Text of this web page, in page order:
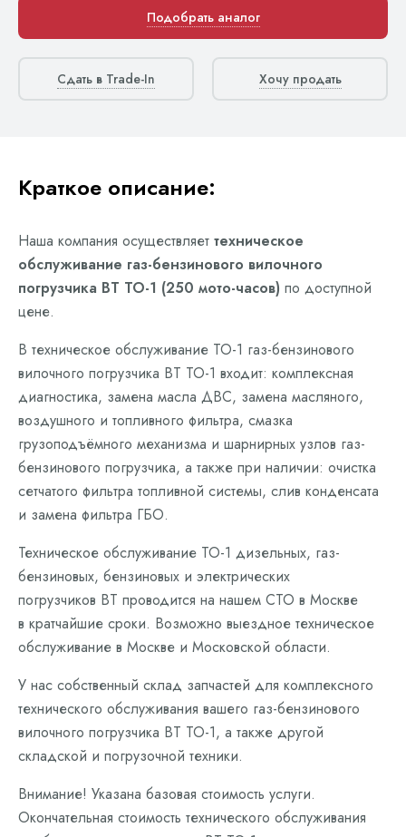
Подобрать аналог
Сдать в Trade-In Хочу продать
Краткое описание:
Наша компания осуществляет техническое
обслуживание газ-бензинового вилочного
погрузчика BT ТО-1 (250 мото-часов) по доступной
цене.
В техническое обслуживание ТО-1 газ-бензинового
вилочного погрузчика BT ТО-1 входит: комплексная
диагностика, замена масла ДВС, замена масляного,
воздушного и топливного фильтра, смазка
грузоподъёмного механизма и шарнирных узлов газ-
бензинового погрузчика, а также при наличии: очистка
сетчатого фильтра топливной системы, слив конденсата
и замена фильтра ГБО.
Техническое обслуживание ТО-1 дизельных, газ-
бензиновых, бензиновых и электрических
погрузчиков BT проводится на нашем СТО в Москве
в кратчайшие сроки. Возможно выездное техническое
обслуживание в Москве и Московской области.
У нас собственный склад запчастей для комплексного
технического обслуживания вашего газ-бензинового
вилочного погрузчика BT ТО-1, а также другой
складской и погрузочной техники.
Внимание! Указана базовая стоимость услуги.
Окончательная стоимость технического обслуживания